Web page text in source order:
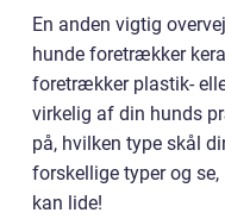
En anden vigtig
hunde foretrækker
foretrækker plastik-
virkelig af din hunds
på, hvilken type skål
forskellige typer og
kan lide!